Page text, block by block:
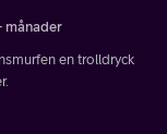
månader
en trolldryck